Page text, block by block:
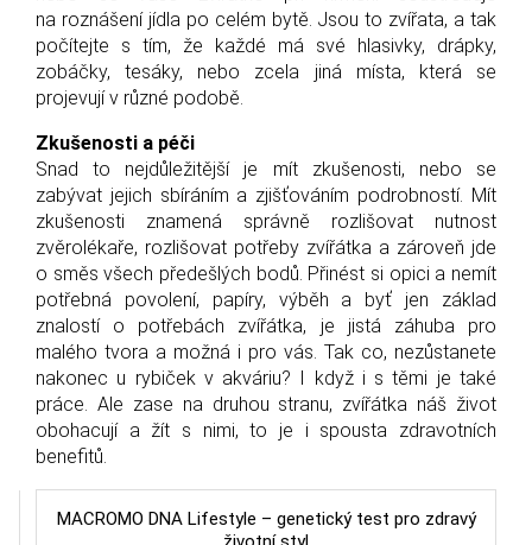
na roznášení jídla po celém bytě. Jsou to zvířata, a tak
počítejte s tím, že každé má své hlasivky, drápky,
zobáčky, tesáky, nebo zcela jiná místa, která se
projevují v různé podobě.
Zkušenosti a péči
Snad to nejdůležitější je mít zkušenosti, nebo se
zabývat jejich sbíráním a zjišťováním podrobností. Mít
zkušenosti znamená správně rozlišovat nutnost
zvěrolékaře, rozlišovat potřeby zvířátka a zároveň jde
o směs všech předešlých bodů. Přinést si opici a nemít
potřebná povolení, papíry, výběh a byť jen základ
znalostí o potřebách zvířátka, je jistá záhuba pro
malého tvora a možná i pro vás. Tak co, nezůstanete
nakonec u rybiček v akváriu? I když i s těmi je také
práce. Ale zase na druhou stranu, zvířátka náš život
obohacují a žít s nimi, to je i spousta zdravotních
benefitů.
MACROMO DNA Lifestyle – genetický test pro zdravý